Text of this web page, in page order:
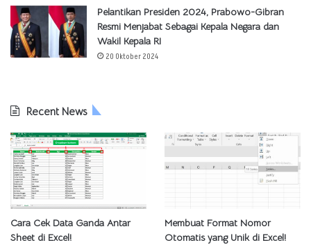
Pelantikan Presiden 2024, Prabowo-Gibran
Resmi Menjabat Sebagai Kepala Negara dan
Wakil Kepala RI
20 Oktober 2024
Recent News
Cara Cek Data Ganda Antar
Sheet di Excel!
Membuat Format Nomor
Otomatis yang Unik di Excel!